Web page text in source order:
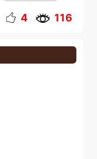
一人旅
4 116